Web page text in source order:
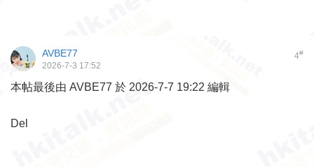
4#
AVBE77
2026-7-3 17:52
本帖最後由 AVBE77 於 2026-7-7 19:22 編輯
Del